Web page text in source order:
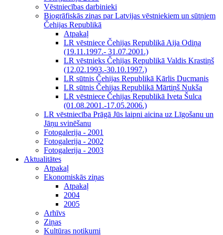
Vēstniecības darbinieki
Biogrāfiskās ziņas par Latvijas vēstniekiem un sūtņiem
Čehijas Republikā
Atpakaļ
LR vēstniece Čehijas Republikā Aija Odiņa
(19.11.1997.- 31.07.2001.)
LR vēstnieks Čehijas Republikā Valdis Krastiņš
(12.02.1993.-30.10.1997.)
LR sūtnis Čehijas Republikā Kārlis Ducmanis
LR sūtnis Čehijas Republikā Mārtiņš Nukša
LR vēstniece Čehijas Republikā Iveta Šulca
(01.08.2001.-17.05.2006.)
LR vēstniecība Prāgā Jūs laipni aicina uz Līgošanu un
Jāņu svinēšanu
Fotogalerija - 2001
Fotogalerija - 2002
Fotogalerija - 2003
Aktualitātes
Atpakaļ
Ekonomiskās ziņas
Atpakaļ
2004
2005
Arhīvs
Ziņas
Kultūras notikumi